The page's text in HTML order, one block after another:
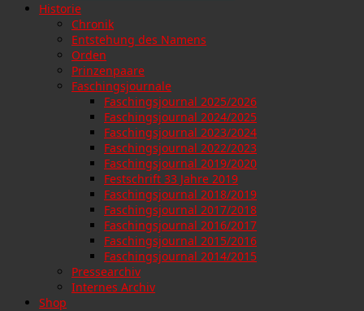
Historie
Chronik
Entstehung des Namens
Orden
Prinzenpaare
Faschingsjournale
Faschingsjournal 2025/2026
Faschingsjournal 2024/2025
Faschingsjournal 2023/2024
Faschingsjournal 2022/2023
Faschingsjournal 2019/2020
Festschrift 33 Jahre 2019
Faschingsjournal 2018/2019
Faschingsjournal 2017/2018
Faschingsjournal 2016/2017
Faschingsjournal 2015/2016
Faschingsjournal 2014/2015
Pressearchiv
Internes Archiv
Shop